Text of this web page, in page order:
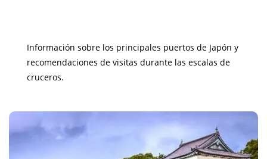
Información sobre los principales puertos de Japón y
recomendaciones de visitas durante las escalas de
cruceros.